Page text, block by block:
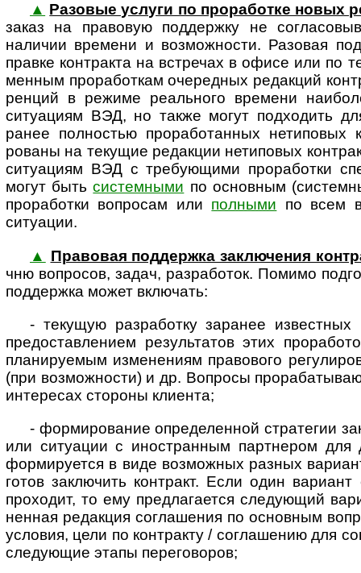
▲ Разовые услуги по проработке новых
заказ на правовую поддержку не
наличии времени и возможности. Разовая
правке контракта на встречах в офисе или
менным проработкам очередных редакций
ренций в режиме реаль­ного времени
ситуациям ВЭД, но также могут подходить
ранее полностью прорабо­танных нетиповых
рованы на текущие редакции нетиповых
ситуациям ВЭД с требующими прора­ботки
могут бытьсистемными по основным
проработки вопросам или полными по всем
ситуации.
▲ Правовая поддержка заклю­чения
чню воп­росов, задач, разра­боток. Помимо
под­держка может включать:
- текущую разработку заранее
предо­став­лением резуль­татов этих
плани­руемым изме­нениям право­вого
(при возможности) и др. Вопросы
интересах стороны клиента;
- формирование определенной стратегии
или ситуации с ино­стран­ным партнером для
форми­руется в виде возможных разных
готов заключить контракт. Если один
проходит, то ему предла­гается следу­ющий
ненная редакция соглашения по основным
условия, цели по контракту / согла­шению для
следующие этапы переговоров;